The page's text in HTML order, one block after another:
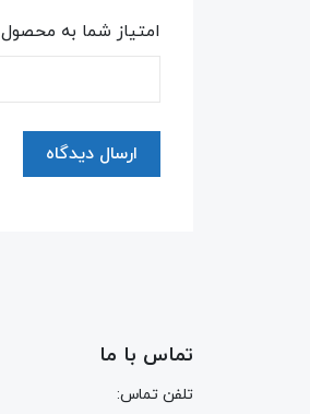
امتیاز شما به محصول
ارسال دیدگاه
تماس با ما
تلفن تماس: